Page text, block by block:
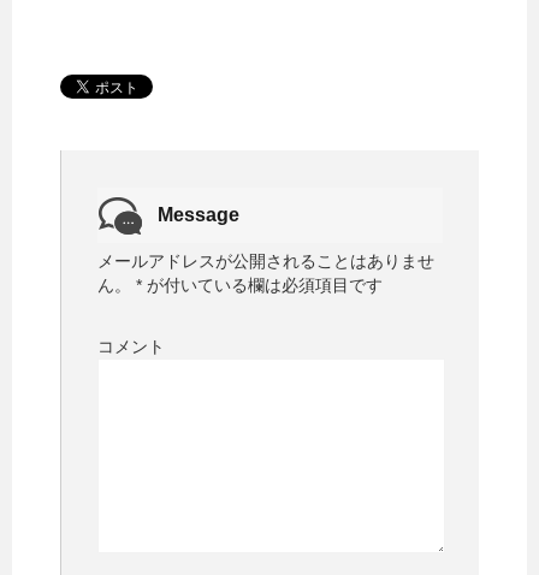
Message
メールアドレスが公開されることはありませ
ん。
* が付いている欄は必須項目です
コメント